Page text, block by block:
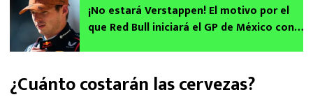
¡No estará Verstappen! El motivo por el
que Red Bull iniciará el GP de México con
¿Cuánto costarán las cervezas?